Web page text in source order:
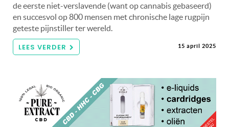
de eerste niet-verslavende (want op cannabis gebaseerd)
en succesvol op 800 mensen met chronische lage rugpijn
geteste pijnstiller ter wereld.
LEES VERDER 15 april 2025